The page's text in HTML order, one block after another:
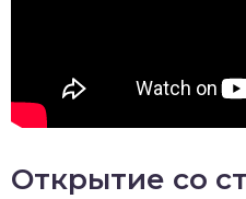
Открытие со